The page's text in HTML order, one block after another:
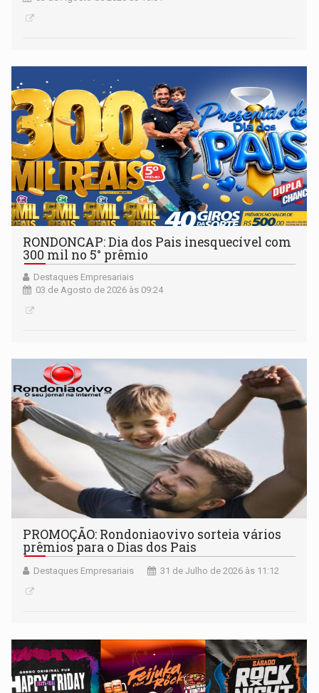
RONDONCAP: Dia dos Pais inesquecível com
300 mil no 5° prêmio
Destaques Empresariais
03 de Agosto de 2026 às 09:24
PROMOÇÃO: Rondoniaovivo sorteia vários
prêmios para o Dias dos Pais
Destaques Empresariais 31 de Julho de 2026 às 11:12